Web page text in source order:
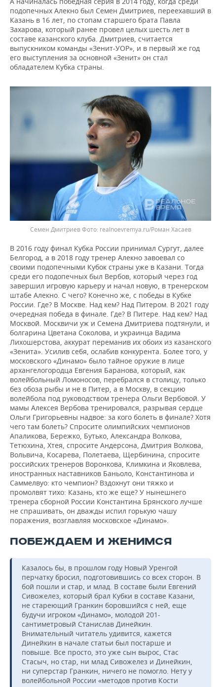
подопечных Алекно был Семен Дмитриев, переехавший в
Казань в 16 лет, по стопам старшего брата Павла
Захарова, который ранее провел целых шесть лет в
составе казанского клуба. Дмитриев, считается
выпускником команды «Зенит-УОР», и в первый же год
его выступления за основной «Зенит» он стал
обладателем Кубка страны.
Семен Дмитриев realnoevremya.ru/Роман Хасаев
В 2016 году финал Кубка России принимал Сургут, далее
Белгород, а в 2018 году тренер Алекно завоевал со
своими подопечными Кубок страны уже в Казани. Тогда
среди его подопечных был Вербов, который через год
завершил игровую карьеру и начал новую, в тренерском
штабе Алекно. С чего? Конечно же, с победы в Кубке
России. Где? В Москве. Над кем? Над Питером. В 2021 году
очередная победа в финале. Где? В Питере. Над кем? Над
Москвой. Москвичи уж и Семена Дмитриева подтянули, и
болгарина Цветана Соколова, и украинца Вадима
Лихошерстова, аккурат переманив их обоих из казанского
«Зенита». Усилив себя, ослабив конкурента. Более того, у
московского «Динамо» было тайное оружие в лице
архангелогородца Евгения Баранова, который, как
волейбольный Ломоносов, перебрался в столицу, только
без обоза рыбы и не в Питер, а в Москву, в секцию
волейбола под руководством тренера Ольги Вербовой. У
мамы Алексея Вербова тренировался, разрывая сердце
Ольги Григорьевны надвое: за кого болеть в финале? Хотя
чего там болеть? Спросите олимпийских чемпионов
Апаликова, Бережко, Бутько, Александра Волкова,
Тетюхина, Хтея, спросите Андерсона, Дмитрия Волкова,
Вольвича, Косарева, Полетаева, Щербинина, спросите
российских тренеров Воронкова, Климкина и Яковлева,
иностранных наставников Баньоло, Константинова и
Саммелвуо: кто чемпион? Вздохнут они тяжко и
промолвят тихо: Казань, кто же еще? У нынешнего
тренера сборной России Константина Брянского лучше
не спрашивать, он дважды испил горькую чашу
поражения, возглавляя московское «Динамо».
ПОБЕЖДАЕМ И ЖЕНИМСЯ
Казалось бы, в прошлом году Новый Уренгой
перчатку бросил, подготовившись со всех сторон. В
бой пошли и стар, и млад. В составе были Евгений
Сивожелез, который брал Кубки в составе Казани,
не стареющий Гранкин боровшийся с ней, еще
будучи игроком «Динамо», молодой 201-
сантиметровый Станислав Динейкин.
Внимательный читатель удивится, кажется
Динейкин в начале статьи был постарше и
повыше. Все просто, это уже сын вырос, Стас
Стасыч, но стар, ни млад Сивожелез и Динейкин,
ни суперстар Гранкин, ничего не помогло. Нету у
волейбольной России «методов против Кости